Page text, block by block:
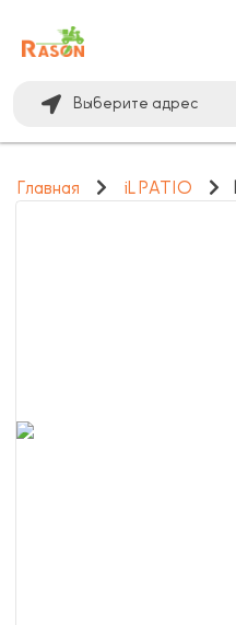
Выберите адрес
Главная iL PATIO